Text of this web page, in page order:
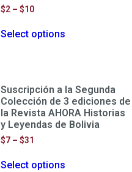
$2– $10
Select optionsproduct
options
may
be
chosen
page
Suscripción a la Segunda
Colección de 3 ediciones de
la Revista AHORA Historias
y Leyendas de Bolivia
$7– $31
Select optionsproduct